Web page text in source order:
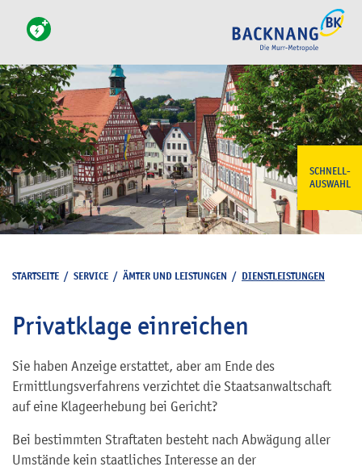
SCHNELL-
AUSWAHL
STARTSEITE / SERVICE / ÄMTER UND LEISTUNGEN / DIENSTLEISTUNGEN
Privatklage einreichen
Sie haben Anzeige erstattet, aber am Ende des
Ermittlungsverfahrens verzichtet die Staatsanwaltschaft
auf eine Klageerhebung bei Gericht?
Bei bestimmten Straftaten besteht nach Abwägung aller
Umstände kein staatliches Interesse an der